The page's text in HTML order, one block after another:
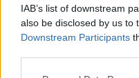
IAB’s list of downstream
also be disclosed by us to
Downstream Participants
Primeras
17 mayo, 2020
Mario y